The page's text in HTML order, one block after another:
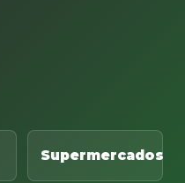
Supermercados